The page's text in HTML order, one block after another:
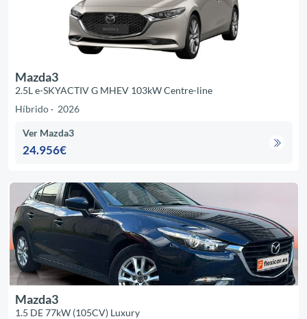
Mazda3
2.5L e-SKYACTIV G MHEV 103kW Centre-line
Híbrido
2026
Ver Mazda3
24.956€
Mazda3
1.5 DE 77kW (105CV) Luxury